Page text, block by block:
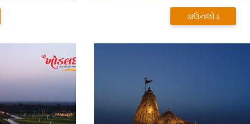
ડાઉનલોડ